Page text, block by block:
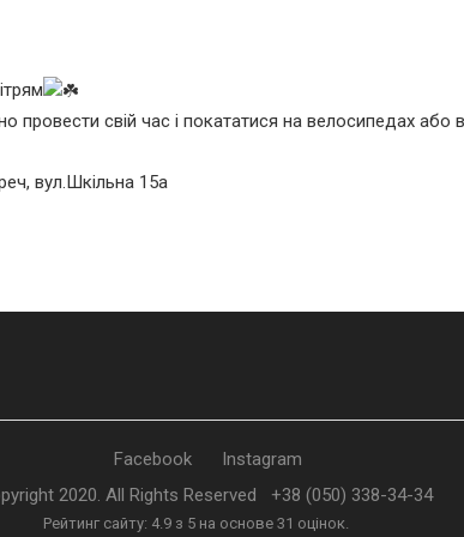
провести свій час і покататися на велосипедах або
вул.Шкільна 15а
Facebook
Instagram
2020. All Rights Reserved +38 (050) 338-34-34
Рейтинг сайту: 4.9з 5 на основе 31 оцінок.